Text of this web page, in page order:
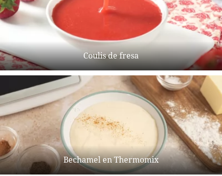
Coulis de fresa
Bechamel en Thermomix